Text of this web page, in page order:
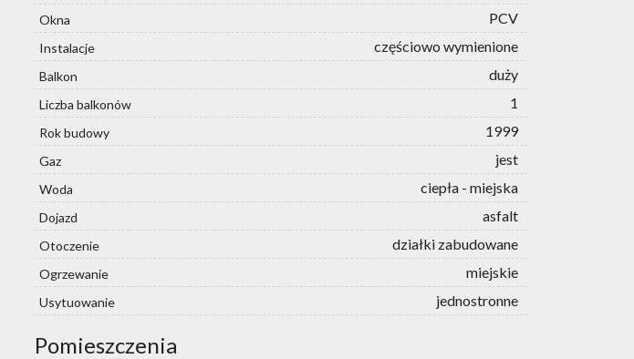
Okna PCV
Instalacje częściowo wymienione
Balkon duży
Liczba balkonów 1
Rok budowy 1999
Gaz jest
Woda ciepła - miejska
Dojazd asfalt
Otoczenie działki zabudowane
Ogrzewanie miejskie
Usytuowanie jednostronne
Pomieszczenia